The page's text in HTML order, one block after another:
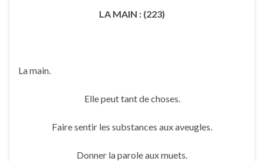
LA MAIN : (223)
La main.
Elle peut tant de choses.
Faire sentir les substances aux aveugles.
Donner la parole aux muets.